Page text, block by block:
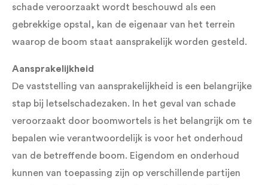
schade veroorzaakt wordt beschouwd als een
gebrekkige opstal, kan de eigenaar van het terrein
waarop de boom staat aansprakelijk worden gesteld.
Aansprakelijkheid
De vaststelling van aansprakelijkheid is een belangrijke
stap bij letselschadezaken. In het geval van schade
veroorzaakt door boomwortels is het belangrijk om te
bepalen wie verantwoordelijk is voor het onderhoud
van de betreffende boom. Eigendom en onderhoud
kunnen van toepassing zijn op verschillende partijen